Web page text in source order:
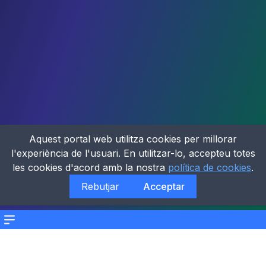
Menu
Aquest portal web utilitza cookies per millorar
l'experiència de l'usuari. En utilitzar-lo, accepteu totes
les cookies d'acord amb la nostra política de cookies.
Rebutjar
Acceptar